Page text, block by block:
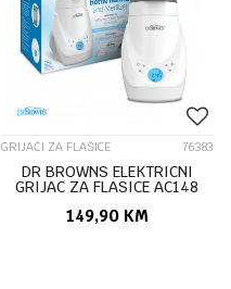
GRIJAČI ZA FLAŠICE 76383
DR BROWNS ELEKTRICNI
GRIJAC ZA FLASICE AC148
149,90 KM